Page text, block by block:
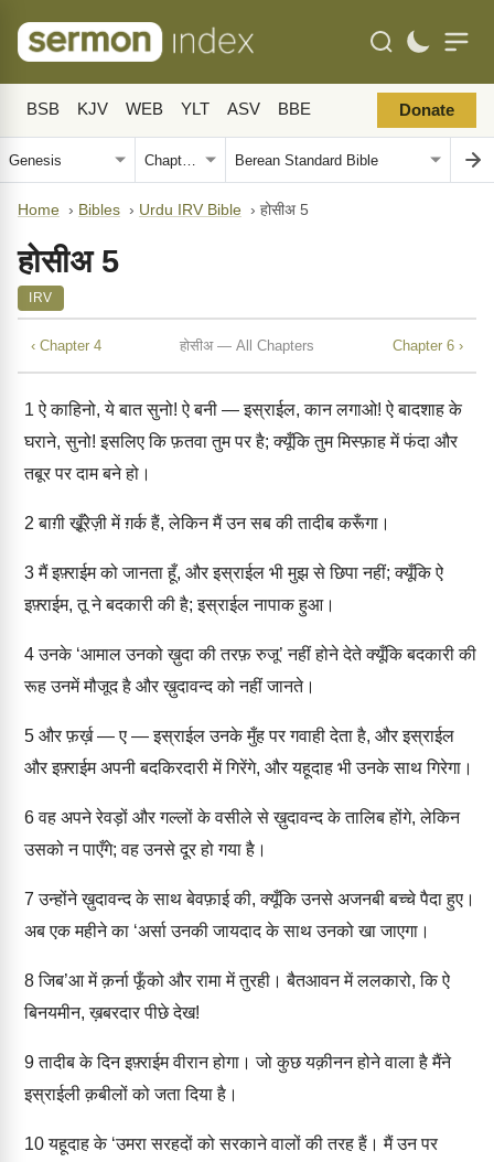
BSB KJV WEB YLT ASV BBE Donate
Home › Bibles › Urdu IRV Bible › होसीअ 5
होसीअ 5
IRV
‹ Chapter 4 होसीअ — All Chapters Chapter 6 ›
1 ऐ काहिनो, ये बात सुनो! ऐ बनी — इस्राईल, कान लगाओ! ऐ बादशाह के
घराने, सुनो! इसलिए कि फ़तवा तुम पर है; क्यूँकि तुम मिस्फ़ाह में फंदा और
तबूर पर दाम बने हो।
2 बाग़ी खू़ँरेज़ी में ग़र्क हैं, लेकिन मैं उन सब की तादीब करूँगा।
3मैं इफ़्राईम को जानता हूँ, और इस्राईल भी मुझ से छिपा नहीं; क्यूँकि ऐ
इफ़्राईम, तू ने बदकारी की है; इस्राईल नापाक हुआ।
4उनके ‘आमाल उनको ख़ुदा की तरफ़ रुजू’ नहीं होने देते क्यूँकि बदकारी की
रूह उनमें मौजूद है और ख़ुदावन्द को नहीं जानते।
5 और फ़र्ख़ — ए — इस्राईल उनके मुँह पर गवाही देता है, और इस्राईल
और इफ़्राईम अपनी बदकिरदारी में गिरेंगे, और यहूदाह भी उनके साथ गिरेगा।
6वह अपने रेवड़ों और गल्लों के वसीले से ख़ुदावन्द के तालिब होंगे, लेकिन
उसको न पाएँगे; वह उनसे दूर हो गया है।
7 उन्होंने ख़ुदावन्द के साथ बेवफ़ाई की, क्यूँकि उनसे अजनबी बच्चे पैदा हुए।
अब एक महीने का ‘अर्सा उनकी जायदाद के साथ उनको खा जाएगा।
8जिब’आ में क़र्ना फूँको और रामा में तुरही। बैतआवन में ललकारो, कि ऐ
बिनयमीन, ख़बरदार पीछे देख!
9तादीब के दिन इफ़्राईम वीरान होगा। जो कुछ यक़ीनन होने वाला है मैंने
इस्राईली क़बीलों को जता दिया है।
10यहूदाह के ‘उमरा सरहदों को सरकाने वालों की तरह हैं। मैं उन पर